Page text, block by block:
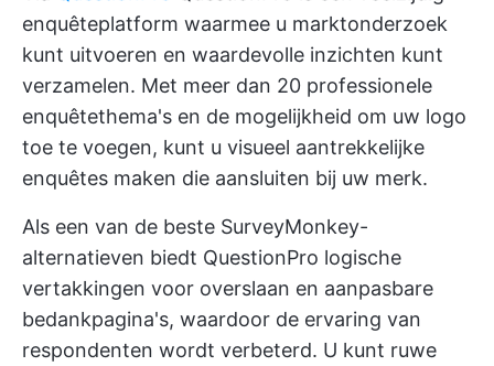
enquêteplatform waarmee u marktonderzoek
kunt uitvoeren en waardevolle inzichten kunt
verzamelen. Met meer dan 20 professionele
enquêtethema's en de mogelijkheid om uw logo
toe te voegen, kunt u visueel aantrekkelijke
enquêtes maken die aansluiten bij uw merk.
Als een van de beste SurveyMonkey-
alternatieven biedt QuestionPro logische
vertakkingen voor overslaan en aanpasbare
bedankpagina's, waardoor de ervaring van
respondenten wordt verbeterd. U kunt ruwe